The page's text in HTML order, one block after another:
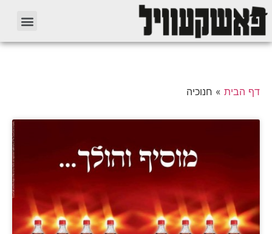
דף הבית » חנוכיה